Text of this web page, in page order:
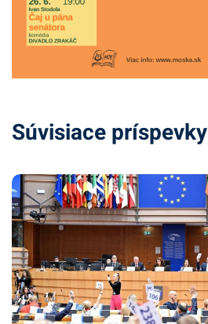
Súvisiace príspevky